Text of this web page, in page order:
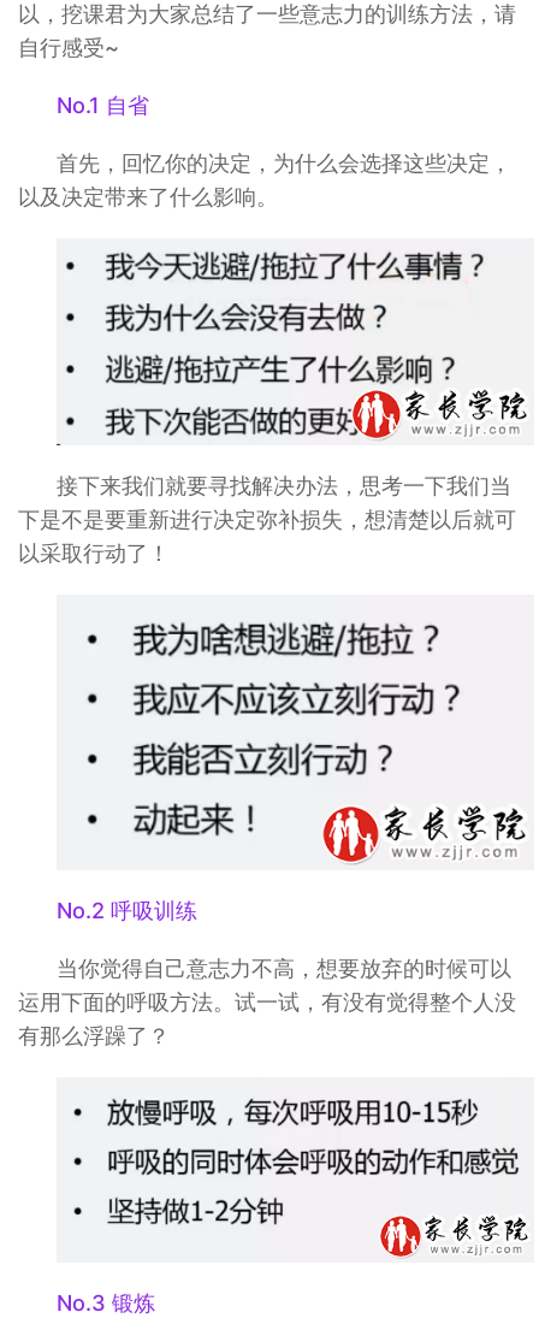
以，挖课君为大家总结了一些意志力的训练方法，请
自行感受~
No.1 自省
首先，回忆你的决定，为什么会选择这些决定，
以及决定带来了什么影响。
接下来我们就要寻找解决办法，思考一下我们当
下是不是要重新进行决定弥补损失，想清楚以后就可
以采取行动了！
No.2 呼吸训练
当你觉得自己意志力不高，想要放弃的时候可以
运用下面的呼吸方法。试一试，有没有觉得整个人没
有那么浮躁了？
No.3 锻炼